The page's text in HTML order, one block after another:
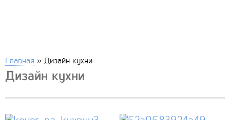
Главная » Дизайн кухни
Дизайн кухни